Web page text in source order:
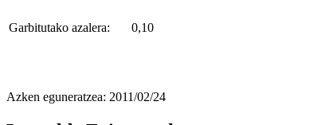
Garbitutako azalera: 0,10
Azken eguneratzea: 2011/02/24